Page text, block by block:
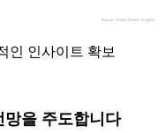
인 인사이트 확보
망을 주도합니다